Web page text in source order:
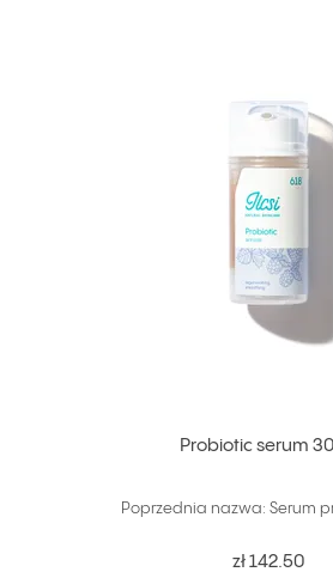
Probiotic serum 30
Poprzednia nazwa: Serum
zł 142.50